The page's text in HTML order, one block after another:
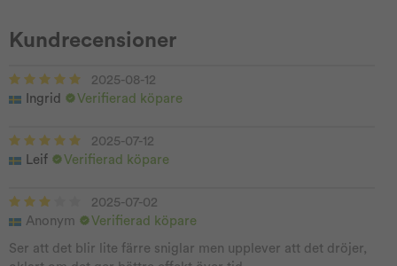
Kundrecensioner
2025-08-12
Ingrid
Verifierad köpare
2025-07-12
Leif
Verifierad köpare
2025-07-02
Anonym
Verifierad köpare
Ser att det blir lite färre sniglar men upplever att det dröjer,